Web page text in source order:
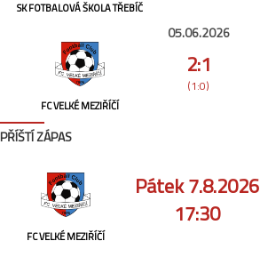
SK FOTBALOVÁ ŠKOLA TŘEBÍČ
FC VELKÉ MEZIŘÍČÍ
05.06.2026
2:1
(1:0)
PŘÍŠTÍ ZÁPAS
FC VELKÉ MEZIŘÍČÍ
Pátek 7.8.2026
17:30